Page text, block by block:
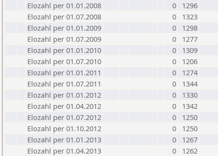
Elozahl per 01.01.2008
0
1296
Elozahl per 01.07.2008
0
1323
Elozahl per 01.01.2009
0
1298
Elozahl per 01.07.2009
0
1277
Elozahl per 01.01.2010
0
1309
Elozahl per 01.07.2010
0
1206
Elozahl per 01.01.2011
0
1274
Elozahl per 01.07.2011
0
1344
Elozahl per 01.01.2012
0
1330
Elozahl per 01.04.2012
0
1342
Elozahl per 01.07.2012
0
1250
Elozahl per 01.10.2012
0
1250
Elozahl per 01.01.2013
0
1267
Elozahl per 01.04.2013
0
1262